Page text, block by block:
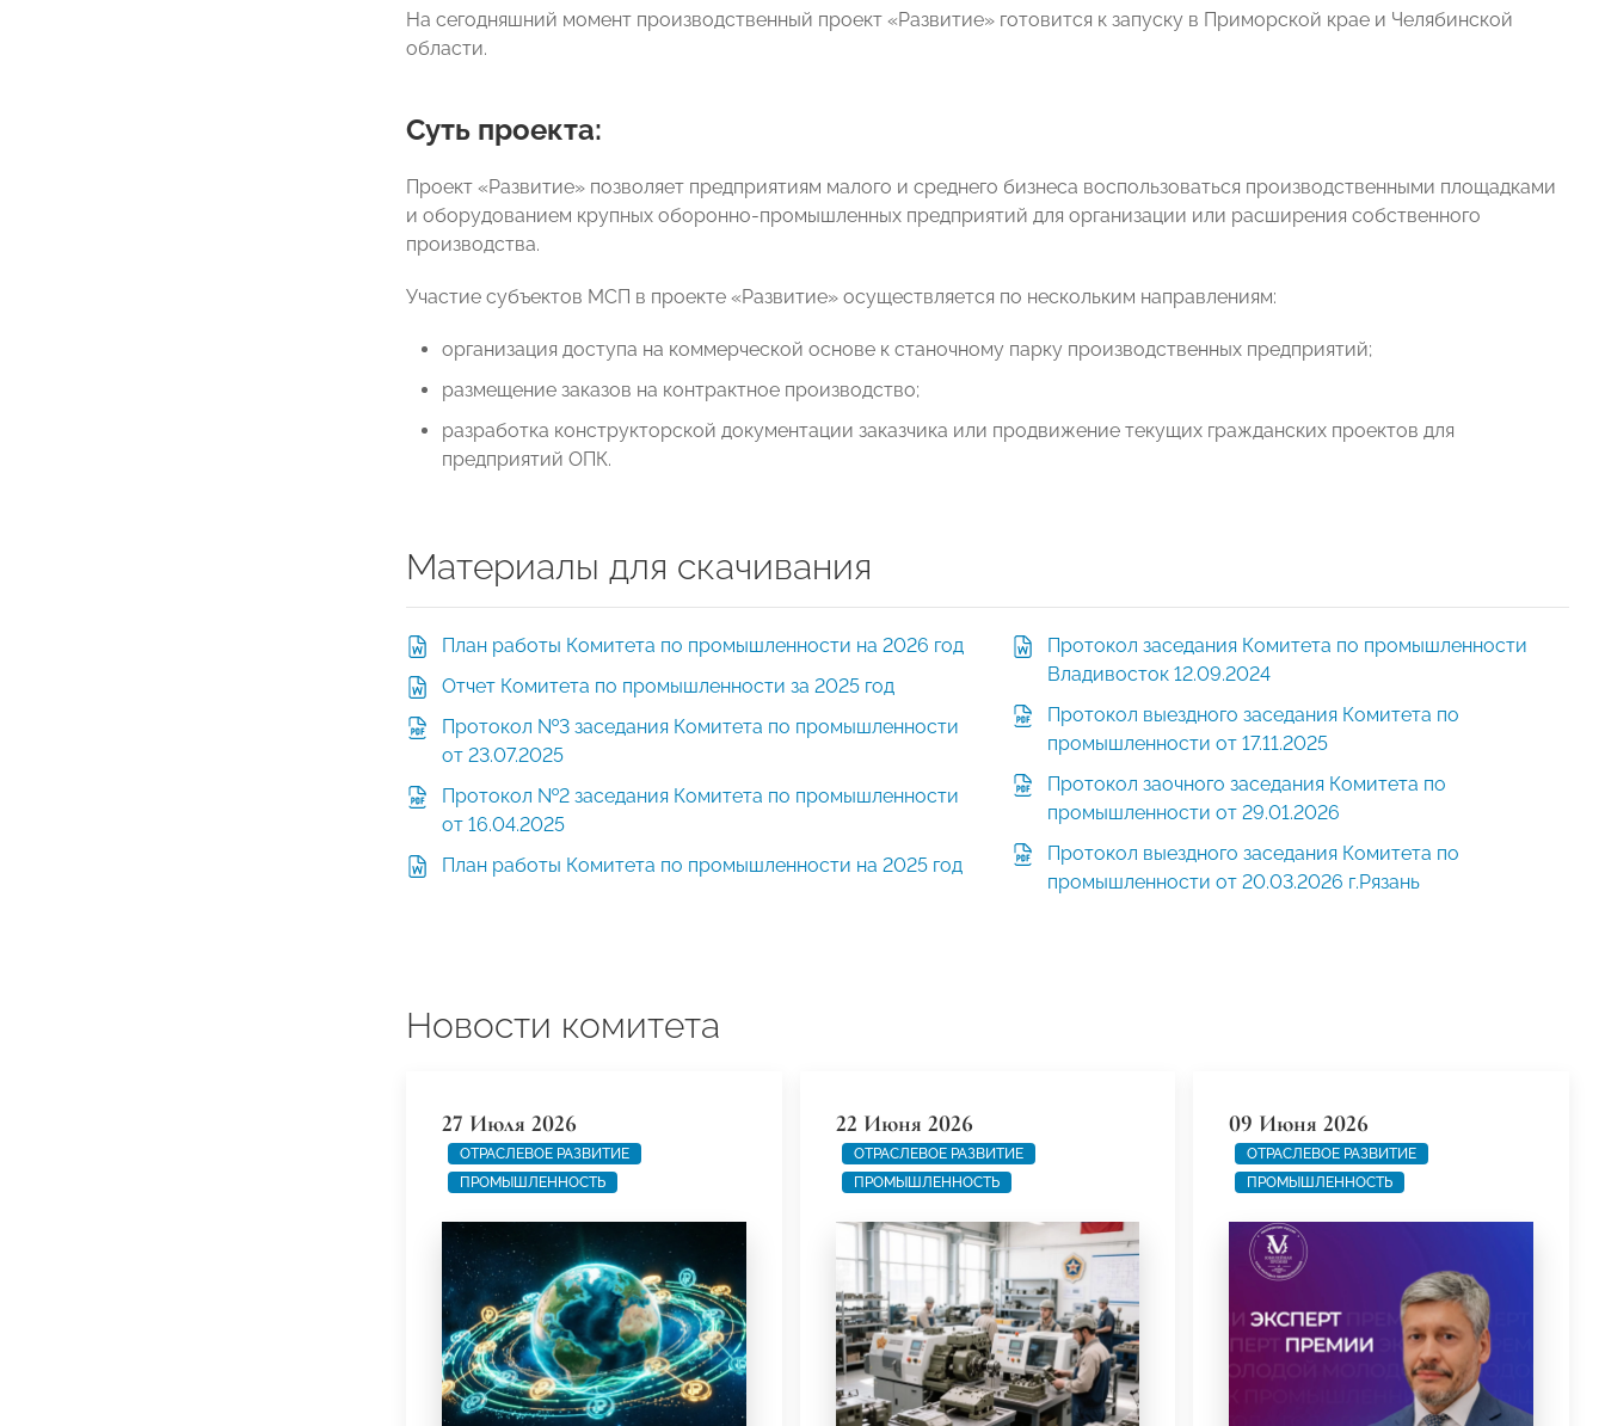
На сегодняшний момент производственный проект «Развитие» готовится к запуску в Приморской крае и Челябинской
области.
Суть проекта:
Проект «Развитие» позволяет предприятиям малого и среднего бизнеса воспользоваться производственными площадками
и оборудованием крупных оборонно-промышленных предприятий для организации или расширения собственного
производства.
Участие субъектов МСП в проекте «Развитие» осуществляется по нескольким направлениям:
организация доступа на коммерческой основе к станочному парку производственных предприятий;
размещение заказов на контрактное производство;
разработка конструкторской документации заказчика или продвижение текущих гражданских проектов для
предприятий ОПК.
Материалы для скачивания
План работы Комитета по промышленности на 2026 год
Отчет Комитета по промышленности за 2025 год
Протокол №3 заседания Комитета по промышленности
от 23.07.2025
Протокол №2 заседания Комитета по промышленности
от 16.04.2025
План работы Комитета по промышленности на 2025 год
Протокол заседания Комитета по промышленности
Владивосток 12.09.2024
Протокол выездного заседания Комитета по
промышленности от 17.11.2025
Протокол заочного заседания Комитета по
промышленности от 29.01.2026
Протокол выездного заседания Комитета по
промышленности от 20.03.2026 г.Рязань
Новости комитета
27 Июля 2026
ОТРАСЛЕВОЕ РАЗВИТИЕ
ПРОМЫШЛЕННОСТЬ
22 Июня 2026
ОТРАСЛЕВОЕ РАЗВИТИЕ
ПРОМЫШЛЕННОСТЬ
09 Июня 2026
ОТРАСЛЕВОЕ РАЗВИТИЕ
ПРОМЫШЛЕННОСТЬ